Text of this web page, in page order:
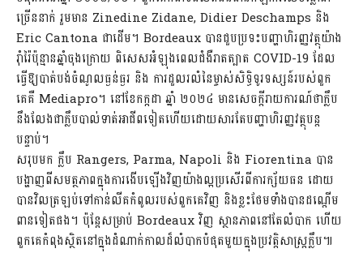
ច្រើននាក់ រួមមាន Zinedine Zidane, Didier Deschamps និង
Eric Cantona ជាដើម។ Bordeaux បានជួបប្រទះបញ្ហាហិរញ្ញវត្ថុយ៉ាង
រ៉ាំរ៉ៃប៉ុន្មានឆ្នាំចុងក្រោយ ពិសេសអំឡុងពេលជំងឺរាតត្បាត COVID-19 ដែល
ធ្វើឱ្យបាត់បង់ចំណូលធ្ងន់ធ្ងរ និង ការដួលរលំនៃម្ចាស់សិទ្ធិទូរទស្សន៍របស់ពួក
គេគឺ Mediapro។ នៅខែកក្កដា ឆ្នាំ ២០២៤ មានសេចក្តីរាយការណ៍ថាក្លឹប
នឹងលែងជាក្លឹបបាល់ទាត់អាជីពទៀតហើយដោយសារតែបញ្ហាហិរញ្ញវត្ថុបន្ត
បន្ទាប់។
សរុប​មក ក្លឹប Rangers, Parma, Napoli និង Fiorentina បាន​
បង្ហាញ​ពី​សមត្ថភាព​ក្នុង​ការ​ងើប​ឡើង​វិញ​យ៉ាង​ល្អ​ប្រសើរ​ពី​ការ​ក្ស័យ​ធន ដោយ​
បាន​វិល​ត្រឡប់​ទៅ​កាន់​លីគ​កំពូល​របស់​ពួក​គេ​វិញ និង​ខ្លះ​ថែមទាំង​បាន​ដណ្ដើម​
ពាន​ទៀត​ផង។ ប៉ុន្តែ​សម្រាប់ Bordeaux វិញ ស្ថានភាព​នៅ​តែ​លំបាក ហើយ​
ពួក​គេ​កំពុង​ស្ថិត​នៅ​ក្នុង​ដំណាក់កាល​ដ៏​លំបាក​បំផុត​មួយ​ក្នុង​ប្រវត្តិសាស្ត្រ​ក្លឹប៕